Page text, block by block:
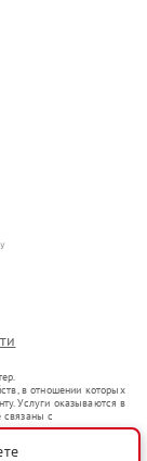
в отношении которых
Услуги оказываются в
с
оборот в соответствии